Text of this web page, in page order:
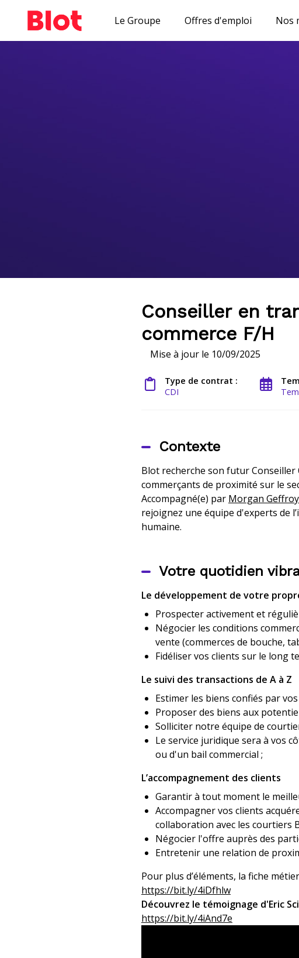
Le Groupe Offres d'emploi Nos
Conseiller en
commerce F/H
Mise à jour le 10/09/2025
Type de contrat :
CDI
Contexte
Blot recherche son futur Conseiller
commerçants de proximité sur le
Accompagné(e) par Morgan Geffroy
rejoignez une équipe d'experts de
humaine.
Votre quotidien
Le développement de votre
Prospecter activement et
Négocier les conditions
vente (commerces de bouche,
Fidéliser vos clients sur le long
Le suivi des transactions de A à Z
Estimer les biens confiés par
Proposer des biens aux
Solliciter notre équipe de
Le service juridique sera à vos
ou d'un bail commercial ;
L’accompagnement des clients
Garantir à tout moment le
Accompagner vos clients
collaboration avec les courtiers
Négocier l'offre auprès des
Entretenir une relation de
Pour plus d’éléments, la fiche
https://bit.ly/4iDfhlw
Découvrez le témoignage d'Eric
https://bit.ly/4iAnd7e